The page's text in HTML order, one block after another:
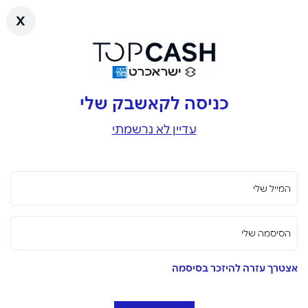
x
כניסה לקאשבק שלי
עדיין לא נרשמתי
המייל שלי
הסיסמה שלי
אצטרך עזרה להיזכר בסיסמה